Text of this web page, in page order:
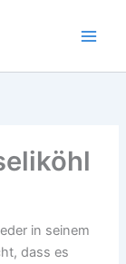
in seinem
dass es